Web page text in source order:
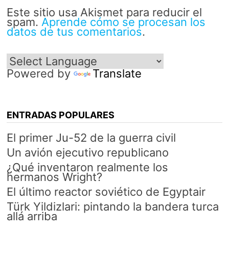
Este sitio usa Akismet para reducir el
spam. Aprende cómo se procesan los
datos de tus comentarios.
Powered by Translate
ENTRADAS POPULARES
El primer Ju-52 de la guerra civil
Un avión ejecutivo republicano
¿Qué inventaron realmente los
hermanos Wright?
El último reactor soviético de Egyptair
Türk Yildizlari: pintando la bandera turca
allá arriba